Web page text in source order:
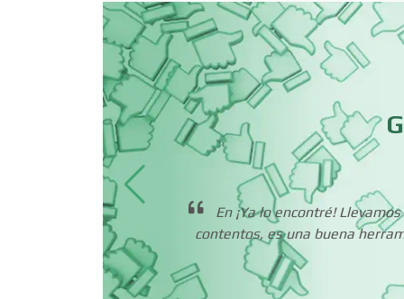
Cafeterías
Camiones para Fletes
Carnicerías
Espectáculos
En ¡Ya lo encontré!
contentos, es una buena